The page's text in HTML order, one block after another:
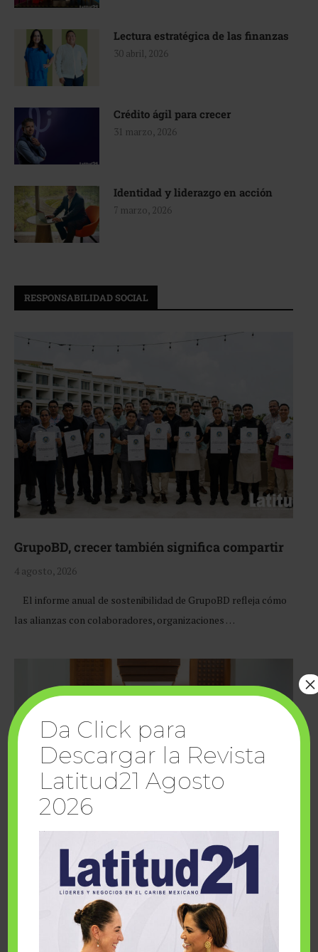
Lectura estratégica de las finanzas
30 abril, 2026
Crédito ágil para crecer
31 marzo, 2026
Identidad y liderazgo en acción
7 marzo, 2026
RESPONSABILIDAD SOCIAL
GrupoBD, crecer también significa compartir
4 agosto, 2026
El informe anual de sostenibilidad de GrupoBD refleja cómo
las alianzas con colaboradores, organizaciones …
Cuando la solidaridad inspira; cumplen
sueños Fairmont Mayakoba y Make-A-Wish
Da Click para
Descargar la Revista
Latitud21 Agosto
2026
×